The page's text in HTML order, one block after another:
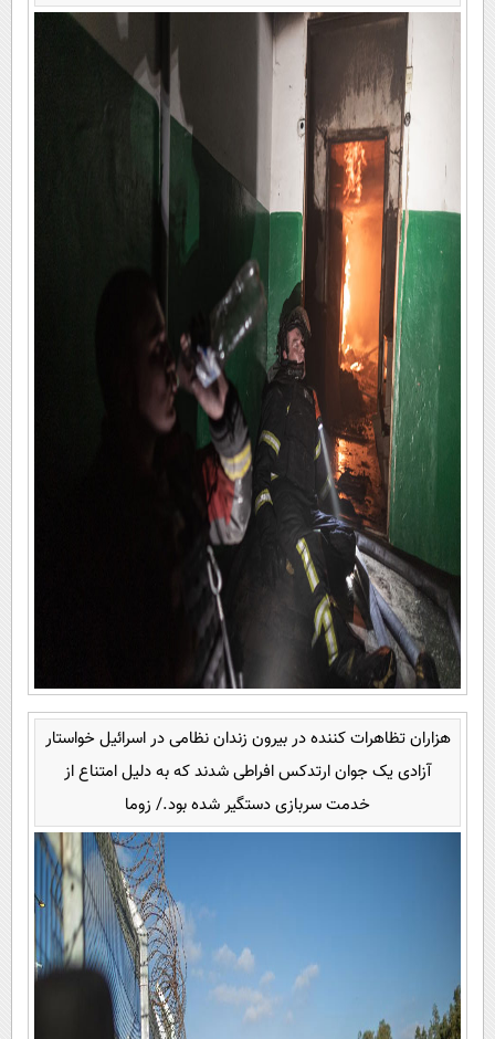
هزاران تظاهرات کننده در بیرون زندان نظامی در اسرائیل خواستار
آزادی یک جوان ارتدکس افراطی شدند که به دلیل امتناع از
خدمت سربازی دستگیر شده بود./ زوما